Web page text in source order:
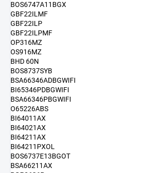
BOS6747A11BGX
GBF22ILMF
GBF22ILP
GBF22ILPMF
OP316MZ
OS916MZ
BHD 60N
BOS8737SYB
BSA66346ADBGWIFI
BI65346PDBGWIFI
BSA66346PBGWIFI
O65226ABS
BI64011AX
BI64021AX
BI64211AX
BI64211PXOL
BOS6737E13BGOT
BSA66211AX